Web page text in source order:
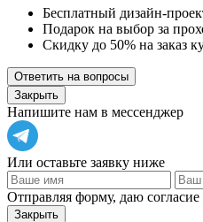
Бесплатный дизайн-
Подарок на выбор за
Скидку до 50% на заказ
Ответить на вопросы
Закрыть
Напишите нам в мессенджер
Или оставьте заявку ниже
Отправляя форму, даю
Закрыть